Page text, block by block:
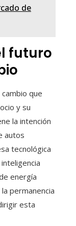
de
futuro
que
y su
la intención
autos
tecnológica
energía
permanencia
esta